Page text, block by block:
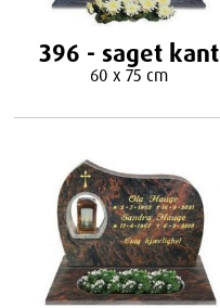
396 - saget kant
60 x 75 cm